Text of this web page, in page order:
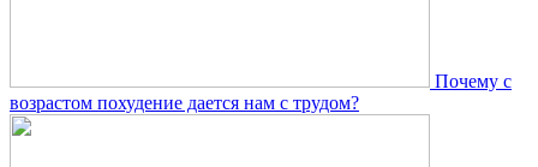
Почему с
возрастом похудение дается нам с трудом?